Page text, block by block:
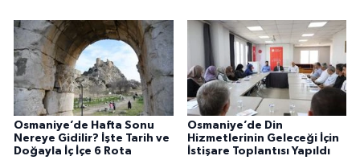
Osmaniye’de Hafta Sonu
Nereye Gidilir? İşte Tarih ve
Doğayla İç İçe 6 Rota
Osmaniye’de Din
Hizmetlerinin Geleceği İçin
İstişare Toplantısı Yapıldı